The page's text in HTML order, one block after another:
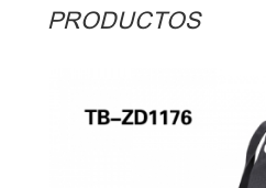
PRODUCTOS